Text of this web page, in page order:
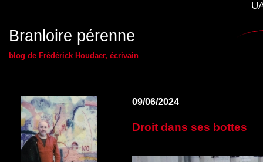
Branloire pérenne
blog de Frédérick Houdaer, écrivain
09/06/2024
Droit dans ses bottes